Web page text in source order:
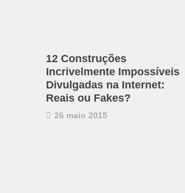
12 Construções
Incrivelmente Impossíveis
Divulgadas na Internet:
Reais ou Fakes?
26 maio 2015